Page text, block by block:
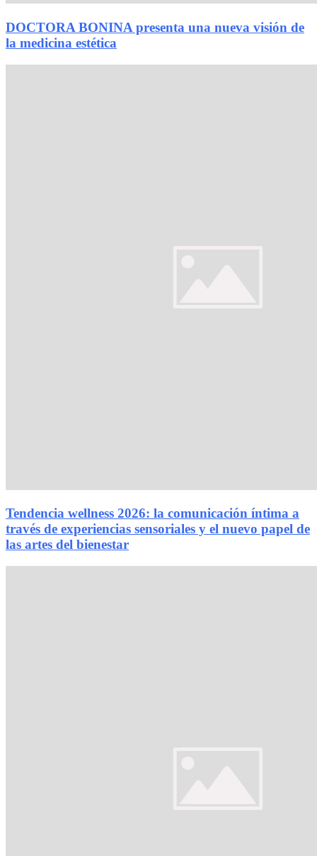
DOCTORA BONINA presenta una nueva visión de
la medicina estética
Tendencia wellness 2026: la comunicación íntima a
través de experiencias sensoriales y el nuevo papel de
las artes del bienestar